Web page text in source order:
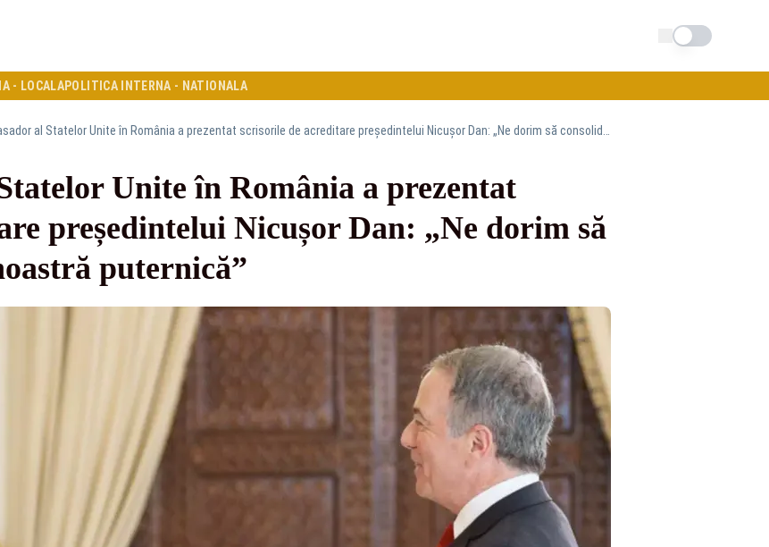
Schimba tema
- LOCALAPOLITICA INTERNA - NATIONALA
Unite în România a prezentat
președintelui Nicușor Dan: „Ne dorim să
puternică”